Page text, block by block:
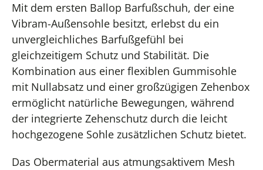
Mit dem ersten Ballop Barfußschuh, der eine
Vibram-Außensohle besitzt, erlebst du ein
unvergleichliches Barfußgefühl bei
gleichzeitigem Schutz und Stabilität. Die
Kombination aus einer flexiblen Gummisohle
mit Nullabsatz und einer großzügigen Zehenbox
ermöglicht natürliche Bewegungen, während
der integrierte Zehenschutz durch die leicht
hochgezogene Sohle zusätzlichen Schutz bietet.
Das Obermaterial aus atmungsaktivem Mesh